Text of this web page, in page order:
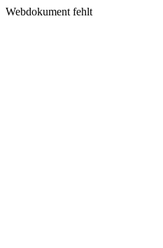
Webdokument fehlt